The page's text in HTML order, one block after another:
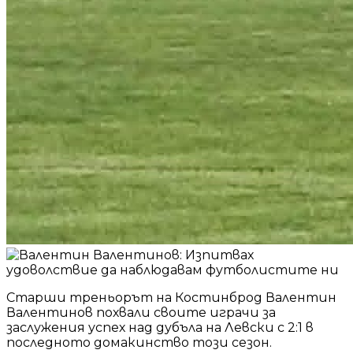
Старши треньорът на Костинброд Валентин
Валентинов похвали своите играчи за
заслужения успех над дубъла на Левски с 2:1 в
последното домакинство този сезон.